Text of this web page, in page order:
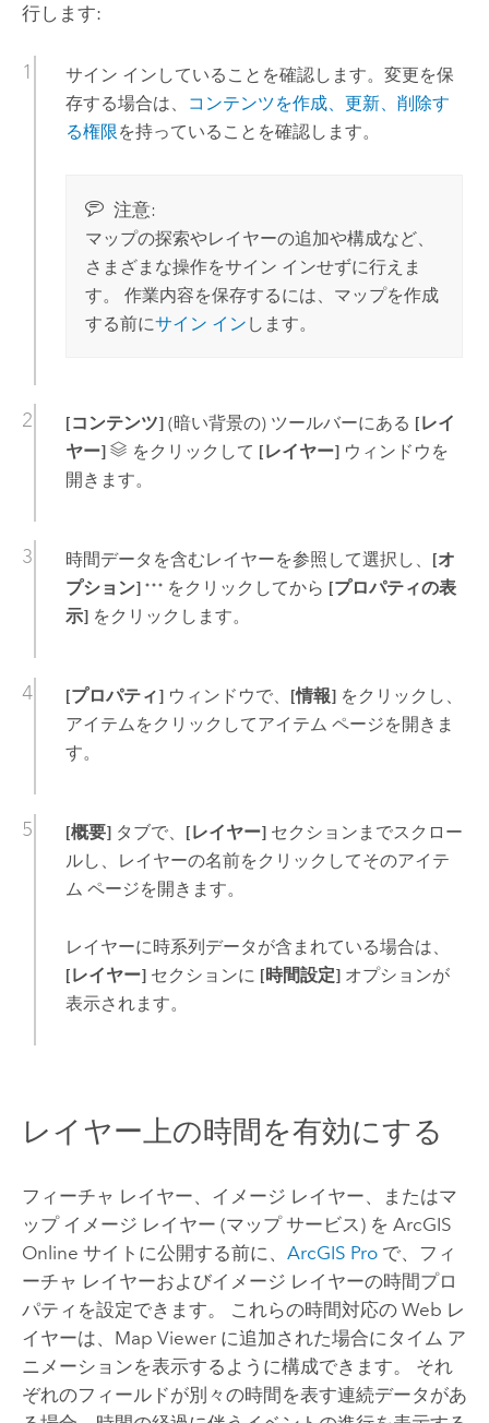
行します:
サイン インしていることを確認します。変更を保
存する場合は、
コンテンツを作成、更新、削除す
る権限を持っていることを確認します。
注意:
マップの探索やレイヤーの追加や構成など、
さまざまな操作をサイン インせずに行えま
す。 作業内容を保存するには、マップを作成
する前にサイン イン します。
[コンテンツ](暗い背景の) ツールバーにある [レイ
ヤー]
をクリックして [レイヤー]ウィンドウを
開きます。
時間データを含むレイヤーを参照して選択し、 [オ
プション]
をクリックしてから [プロパティの表
示]をクリックします。
[プロパティ]ウィンドウで、 [情報]をクリックし、
アイテムをクリックしてアイテム ページを開きま
す。
[概要]タブで、 [レイヤー]セクションまでスクロー
ルし、レイヤーの名前をクリックしてそのアイテ
ム ページを開きます。
レイヤーに時系列データが含まれている場合は、
[レイヤー]セクションに [時間設定]オプションが
表示されます。
レイヤー上の時間を有効にする
フィーチャ レイヤー、イメージ レイヤー、またはマ
ップ イメージ レイヤー (マップ サービス) を ArcGIS
Online サイトに公開する前に、 ArcGIS Proで、フィ
ーチャ レイヤーおよびイメージ レイヤーの時間プロ
パティを設定できます。
これらの時間対応の Web レ
イヤーは、 Map Viewerに追加された場合にタイム ア
ニメーションを表示するように構成できます。 それ
ぞれのフィールドが別々の時間を表す連続データがあ